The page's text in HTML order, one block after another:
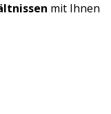
mit Ihnen